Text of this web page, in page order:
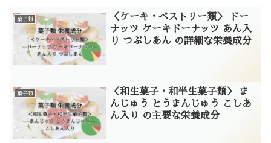
菓子類
＜ケーキ・ペストリー類＞ ドー
ナッツ ケーキドーナッツ あん入
り つぶしあん の詳細な栄養成分
菓子類
＜和生菓子・和半生菓子類＞ ま
んじゅう とうまんじゅう こしあ
ん入り の主要な栄養成分